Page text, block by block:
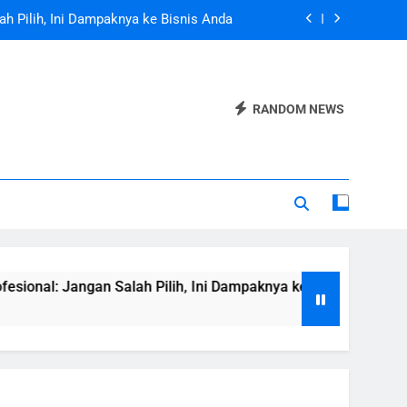
Pilih, Ini Dampaknya ke Bisnis Anda
yang Membuat Bisnis Terlihat Serius
Pilih, Ini Dampaknya ke Bisnis Anda
RANDOM NEWS
Salah Pilih, Ini Dampaknya ke Bisnis Anda